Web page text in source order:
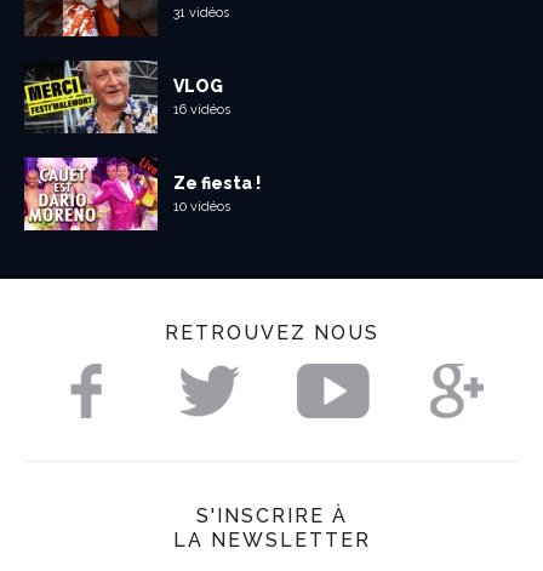
31 vidéos
VLOG
16 vidéos
Ze fiesta !
10 vidéos
RETROUVEZ NOUS
S'INSCRIRE À
LA NEWSLETTER